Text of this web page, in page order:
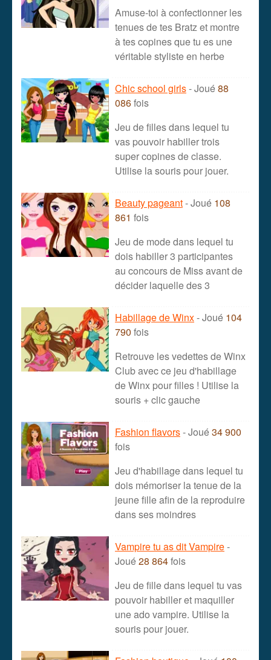
Amuse-toi à confectionner les
tenues de tes Bratz et montre
à tes copines que tu es une
véritable styliste en herbe
Chic school girls- Joué88
086fois
Jeu de filles dans lequel tu
vas pouvoir habiller trois
super copines de classe.
Utilise la souris pour jouer.
Beauty pageant- Joué 108
861 fois
Jeu de mode dans lequel tu
dois habiller 3 participantes
au concours de Miss avant de
décider laquelle des 3
Habillage de Winx- Joué 104
790 fois
Retrouve les vedettes de Winx
Club avec ce jeu d'habillage
de Winx pour filles ! Utilise la
souris + clic gauche
Fashion flavors- Joué34 900
fois
Jeu d'habillage dans lequel tu
dois mémoriser la tenue de la
jeune fille afin de la reproduire
dans ses moindres
Vampire tu as dit Vampire-
Joué28 864fois
Jeu de fille dans lequel tu vas
pouvoir habiller et maquiller
une ado vampire. Utilise la
souris pour jouer.